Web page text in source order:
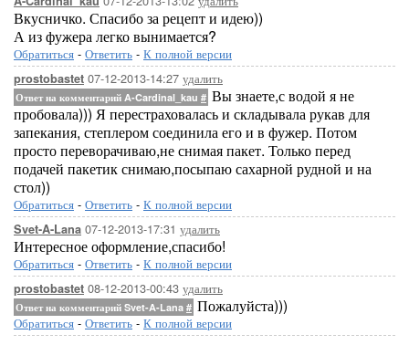
Вкусничко. Спасибо за рецепт и идею))
А из фужера легко вынимается?
Обратиться - Ответить - К полной версии
prostobastet 07-12-2013-14:27 удалить
Ответ на комментарий A-Cardinal_kau # Вы знаете,с водой я не
пробовала))) Я перестраховалась и складывала рукав для
запекания, степлером соединила его и в фужер. Потом
просто переворачиваю,не снимая пакет. Только перед
подачей пакетик снимаю,посыпаю сахарной рудной и на
стол))
Обратиться - Ответить - К полной версии
Svet-A-Lana 07-12-2013-17:31 удалить
Интересное оформление,спасибо!
Обратиться - Ответить - К полной версии
prostobastet 08-12-2013-00:43 удалить
Ответ на комментарий Svet-A-Lana # Пожалуйста)))
Обратиться - Ответить - К полной версии